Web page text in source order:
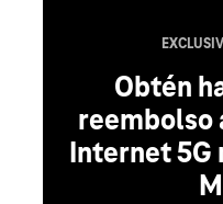
Obtén
reembolso
Internet 5G